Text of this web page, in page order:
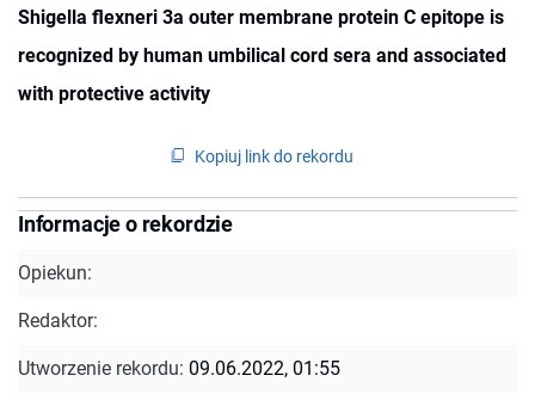
Shigella flexneri 3a outer membrane protein C epitope is
recognized by human umbilical cord sera and associated
with protective activity
Kopiuj link do rekordu
Informacje o rekordzie
Opiekun:
Redaktor:
Utworzenie rekordu: 09.06.2022, 01:55